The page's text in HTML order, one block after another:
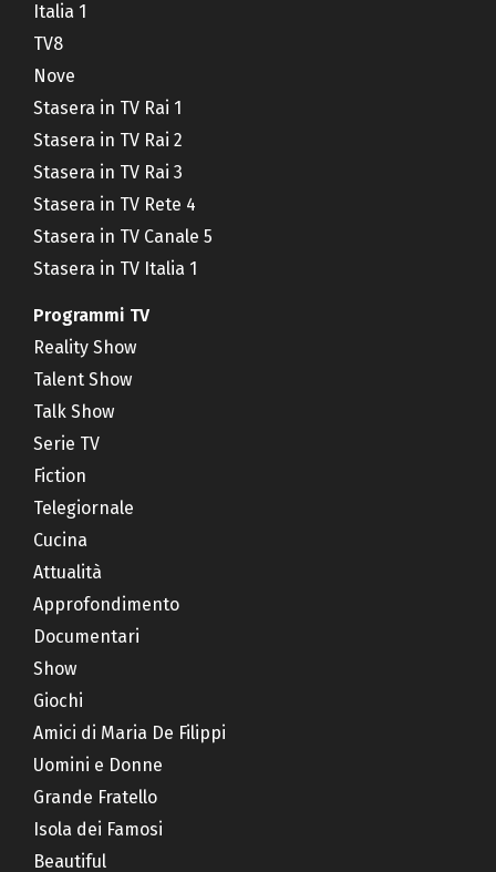
Italia 1
TV8
Nove
Stasera in TV Rai 1
Stasera in TV Rai 2
Stasera in TV Rai 3
Stasera in TV Rete 4
Stasera in TV Canale 5
Stasera in TV Italia 1
Programmi TV
Reality Show
Talent Show
Talk Show
Serie TV
Fiction
Telegiornale
Cucina
Attualità
Approfondimento
Documentari
Show
Giochi
Amici di Maria De Filippi
Uomini e Donne
Grande Fratello
Isola dei Famosi
Beautiful